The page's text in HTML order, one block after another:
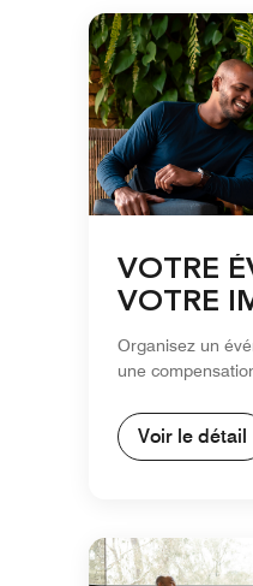
VOTRE
VOTRE
Organisez un
une
Voir le détail